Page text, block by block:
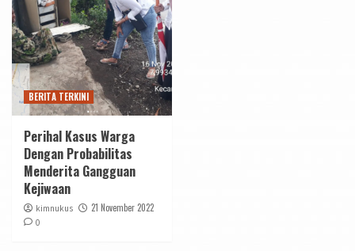
BERITA TERKINI
Perihal Kasus Warga
Dengan Probabilitas
Menderita Gangguan
Kejiwaan
kimnukus 21 November 2022
0